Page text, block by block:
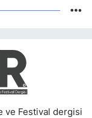
ve Festival dergisi